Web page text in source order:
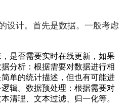
设计。首先是数据。一般考虑
是否需要实时在线更新，如果
分析：根据需要对数据进行相
单的统计描述，但也有可能进
辑。数据预处理：根据需要对
清理、文本过滤、归一化等。